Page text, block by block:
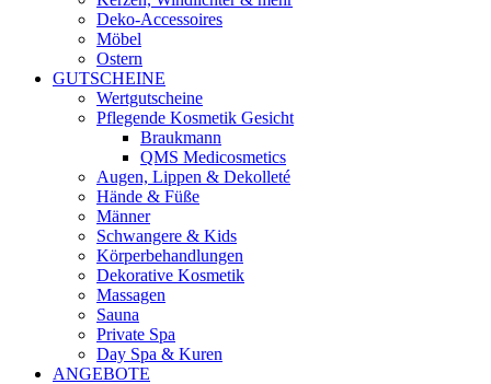
Deko-Accessoires
Möbel
Ostern
GUTSCHEINE
Wertgutscheine
Pflegende Kosmetik Gesicht
Braukmann
QMS Medicosmetics
Augen, Lippen & Dekolleté
Hände & Füße
Männer
Schwangere & Kids
Körperbehandlungen
Dekorative Kosmetik
Massagen
Sauna
Private Spa
Day Spa & Kuren
ANGEBOTE